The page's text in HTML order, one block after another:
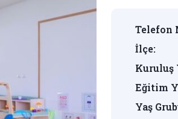
Telefon
İlçe:
Kuruluş
Eğitim
Yaş